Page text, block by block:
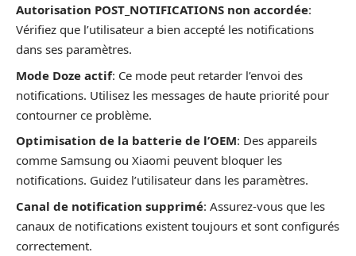
Autorisation POST_NOTIFICATIONS non accordée:
Vérifiez que l’utilisateur a bien accepté les notifications
dans ses paramètres.
Mode Doze actif: Ce mode peut retarder l’envoi des
notifications. Utilisez les messages de haute priorité pour
contourner ce problème.
Optimisation de la batterie de l’OEM: Des appareils
comme Samsung ou Xiaomi peuvent bloquer les
notifications. Guidez l’utilisateur dans les paramètres.
Canal de notification supprimé: Assurez-vous que les
canaux de notifications existent toujours et sont configurés
correctement.